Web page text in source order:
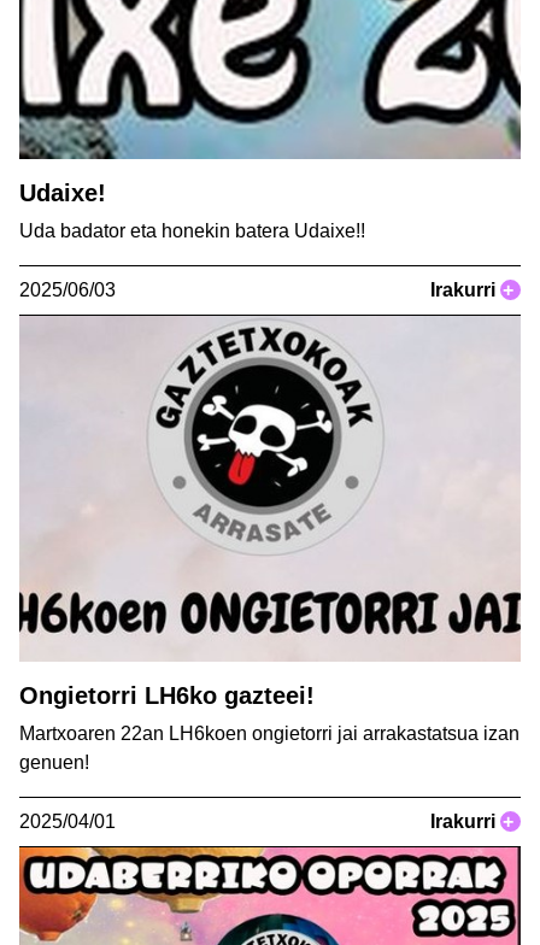
Udaixe!
Uda badator eta honekin batera Udaixe!!
2025/06/03 Irakurri +
Ongietorri LH6ko gazteei!
Martxoaren 22an LH6koen ongietorri jai arrakastatsua izan
genuen!
2025/04/01 Irakurri +